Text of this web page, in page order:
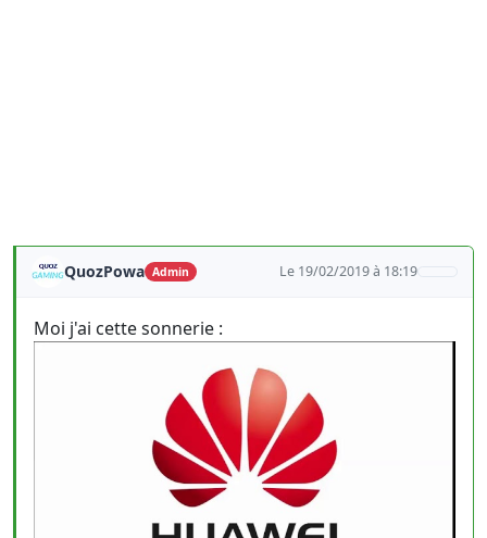
QuozPowa Admin Le 19/02/2019 à 18:19
Moi j'ai cette sonnerie :